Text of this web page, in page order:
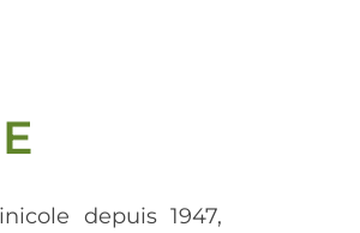
depuis 1947,